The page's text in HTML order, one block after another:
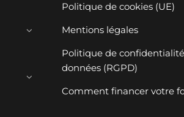
Politique de cookies (UE)
Mentions légales
Politique de
données (RGPD)
Comment financer votre